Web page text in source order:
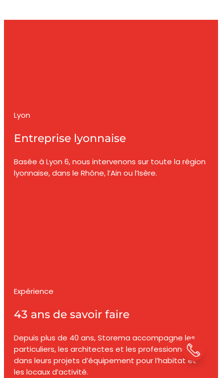
Lyon
Entreprise lyonnaise
Basée à Lyon 6, nous intervenons sur toute la région
lyonnaise, dans le Rhône, l’Ain ou l’Isère.
Expérience
43 ans de savoir faire
Depuis plus de 40 ans, Storema accompagne les
particuliers, les architectes et les professionnels
dans leurs projets d’équipement pour l’habitat et
les locaux d’activité.